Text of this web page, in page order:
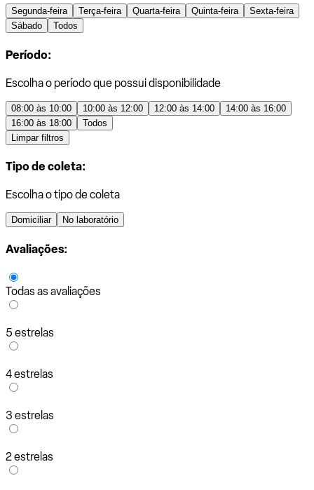
Segunda-feira Terça-feira Quarta-feira Quinta-feira
Sexta-feira
Sábado
Todos
Período:
Escolha o período que possui disponibilidade
08:00 às 10:00 10:00 às 12:00 12:00 às 14:00
14:00 às 16:00
16:00 às 18:00
Todos
Limpar filtros
Tipo de coleta:
Escolha o tipo de coleta
Domiciliar No laboratório
Avaliações:
Todas as avaliações
5 estrelas
4 estrelas
3 estrelas
2 estrelas